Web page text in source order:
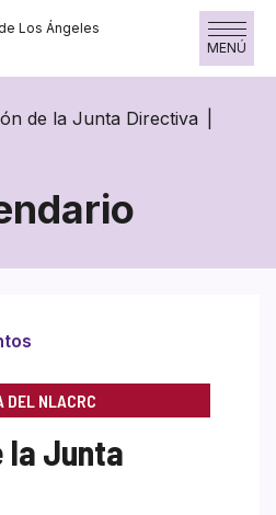
Los Ángeles
MENÚ
de la Junta Directiva
DEL NLACRC
la Junta